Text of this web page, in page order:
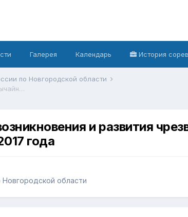
Галерея Календарь История
по Новгородской области
Ежедневный оперативный прогноз возникновения и развития чрезвычайных ситуаций на территории Новгородской области на 3 ноября 2017 года
и развития
года
области